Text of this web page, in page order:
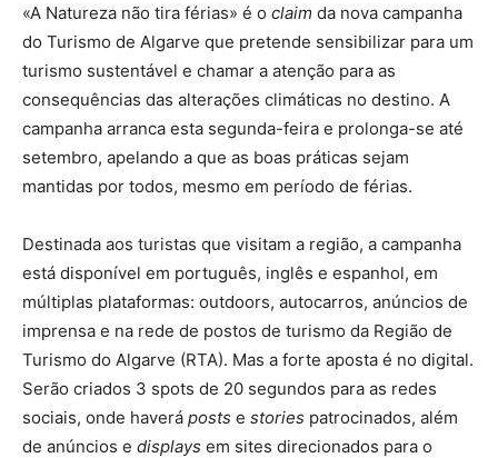
«A Natureza não tira férias» é o claim da nova campanha
do Turismo de Algarve que pretende sensibilizar para um
turismo sustentável e chamar a atenção para as
consequências das alterações climáticas no destino. A
campanha arranca esta segunda-feira e prolonga-se até
setembro, apelando a que as boas práticas sejam
mantidas por todos, mesmo em período de férias.
Destinada aos turistas que visitam a região, a campanha
está disponível em português, inglês e espanhol, em
múltiplas plataformas: outdoors, autocarros, anúncios de
imprensa e na rede de postos de turismo da Região de
Turismo do Algarve (RTA). Mas a forte aposta é no digital.
Serão criados 3 spots de 20 segundos para as redes
sociais, onde haverá posts e stories patrocinados, além
de anúncios e displays em sites direcionados para o